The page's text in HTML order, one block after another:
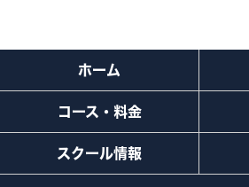
ホーム
コース・料金
スクール情報